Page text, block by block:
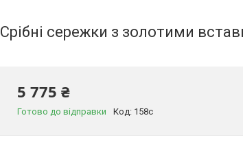
Срібні сережки з золотими
5 775 ₴
Готово до відправки Код: 158с